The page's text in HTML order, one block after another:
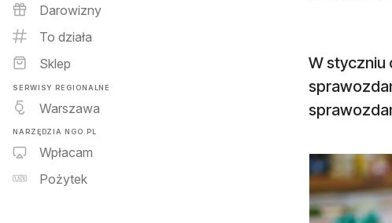
Darowizny
To działa
Sklep
SERWISY REGIONALNE
Warszawa
NARZĘDZIA NGO.PL
Wpłacam
Pożytek
W styczniu